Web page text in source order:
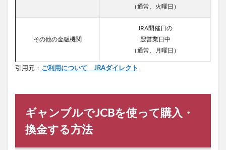
（通常、火曜日）
その他の金融機関
JRA開催日の
翌営業日中
（通常、月曜日）
引用元： ご利用について JRAダイレクト
ギャンブルでJCBを使って購入・
換金する方法